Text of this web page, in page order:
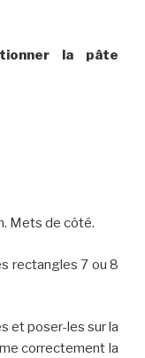
la pâte
Mets de côté.
rectangles 7 ou 8
et poser-les sur la
correctement la